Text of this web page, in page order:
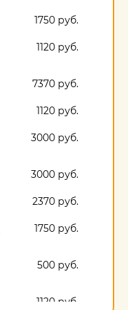
1750 руб.
1120 руб.
7370 руб.
1120 руб.
3000 руб.
3000 руб.
2370 руб.
1750 руб.
500 руб.
1120 руб.